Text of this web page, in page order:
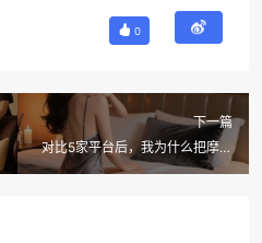
0
下一篇
对比5家平台后，我为什么把摩耶
上门按摩APP留在了手机首页？